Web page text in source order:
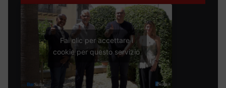
Fai clic per accettare i
cookie per questo servizio